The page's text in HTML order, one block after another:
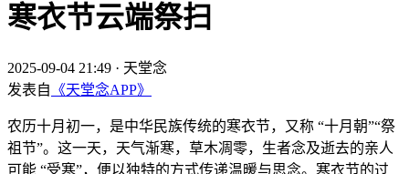
寒衣节云端祭扫
2025-09-04 21:49 · 天堂念
发表自 《天堂念APP》
农历十月初一，是中华民族传统的寒衣节，又称 “十月朝”“祭
祖节”。这一天，天气渐寒，草木凋零，生者念及逝去的亲人
可能 “受寒”，便以独特的方式传递温暖与思念。寒衣节的过